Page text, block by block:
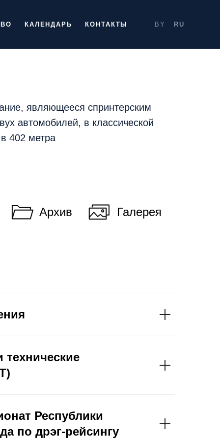
КАЛЕНДАРЬ КОНТАКТЫ BY RU
являющееся спринтерским
автомобилей, в классической
402 метра
Архив Галерея
Республики
по дрэг-рейсингу